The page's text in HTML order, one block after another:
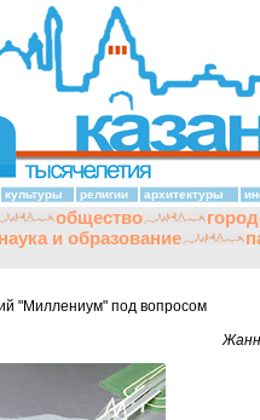
культуры религии архитектуры
общество
наука и образование
"Миллениум" под вопросом